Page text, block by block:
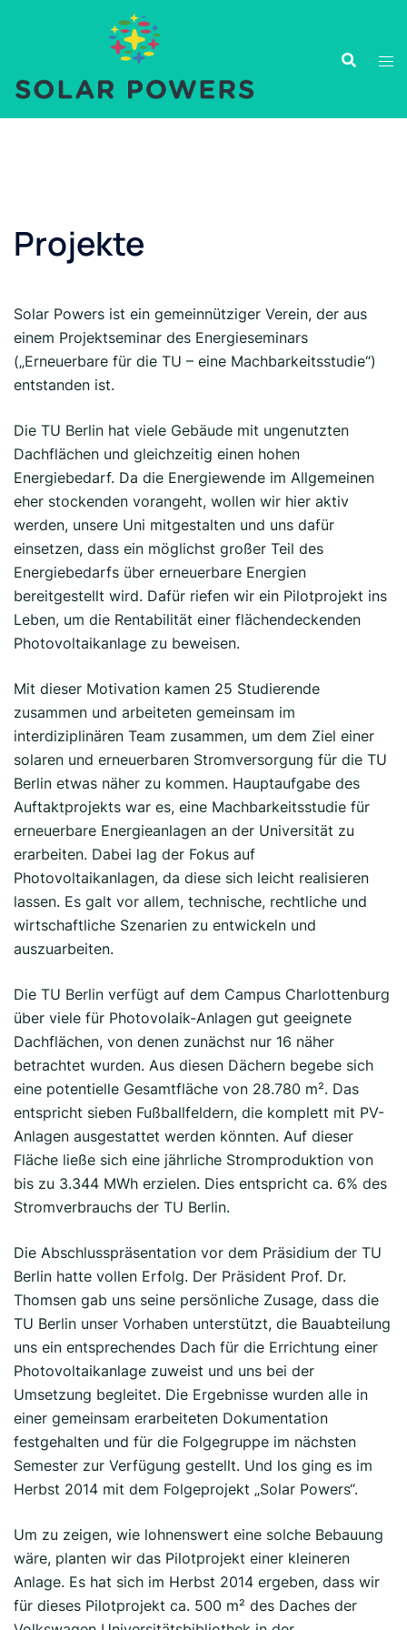
Projekte
Solar Powers ist ein gemeinnütziger Verein, der aus
einem Projektseminar des Energieseminars
(„Erneuerbare für die TU – eine Machbarkeitsstudie“)
entstanden ist.
Die TU Berlin hat viele Gebäude mit ungenutzten
Dachflächen und gleichzeitig einen hohen
Energiebedarf. Da die Energiewende im Allgemeinen
eher stockenden vorangeht, wollen wir hier aktiv
werden, unsere Uni mitgestalten und uns dafür
einsetzen, dass ein möglichst großer Teil des
Energiebedarfs über erneuerbare Energien
bereitgestellt wird. Dafür riefen wir ein Pilotprojekt ins
Leben, um die Rentabilität einer flächendeckenden
Photovoltaikanlage zu beweisen.
Mit dieser Motivation kamen 25 Studierende
zusammen und arbeiteten gemeinsam im
interdiziplinären Team zusammen, um dem Ziel einer
solaren und erneuerbaren Stromversorgung für die TU
Berlin etwas näher zu kommen. Hauptaufgabe des
Auftaktprojekts war es, eine Machbarkeitsstudie für
erneuerbare Energieanlagen an der Universität zu
erarbeiten. Dabei lag der Fokus auf
Photovoltaikanlagen, da diese sich leicht realisieren
lassen. Es galt vor allem, technische, rechtliche und
wirtschaftliche Szenarien zu entwickeln und
auszuarbeiten.
Die TU Berlin verfügt auf dem Campus Charlottenburg
über viele für Photovolaik-Anlagen gut geeignete
Dachflächen, von denen zunächst nur 16 näher
betrachtet wurden. Aus diesen Dächern begebe sich
eine potentielle Gesamtfläche von 28.780 m². Das
entspricht sieben Fußballfeldern, die komplett mit PV-
Anlagen ausgestattet werden könnten. Auf dieser
Fläche ließe sich eine jährliche Stromproduktion von
bis zu 3.344 MWh erzielen. Dies entspricht ca. 6% des
Stromverbrauchs der TU Berlin.
Die Abschlusspräsentation vor dem Präsidium der TU
Berlin hatte vollen Erfolg. Der Präsident Prof. Dr.
Thomsen gab uns seine persönliche Zusage, dass die
TU Berlin unser Vorhaben unterstützt, die Bauabteilung
uns ein entsprechendes Dach für die Errichtung einer
Photovoltaikanlage zuweist und uns bei der
Umsetzung begleitet. Die Ergebnisse wurden alle in
einer gemeinsam erarbeiteten Dokumentation
festgehalten und für die Folgegruppe im nächsten
Semester zur Verfügung gestellt. Und los ging es im
Herbst 2014 mit dem Folgeprojekt „Solar Powers“.
Um zu zeigen, wie lohnenswert eine solche Bebauung
wäre, planten wir das Pilotprojekt einer kleineren
Anlage. Es hat sich im Herbst 2014 ergeben, dass wir
für dieses Pilotprojekt ca. 500 m² des Daches der